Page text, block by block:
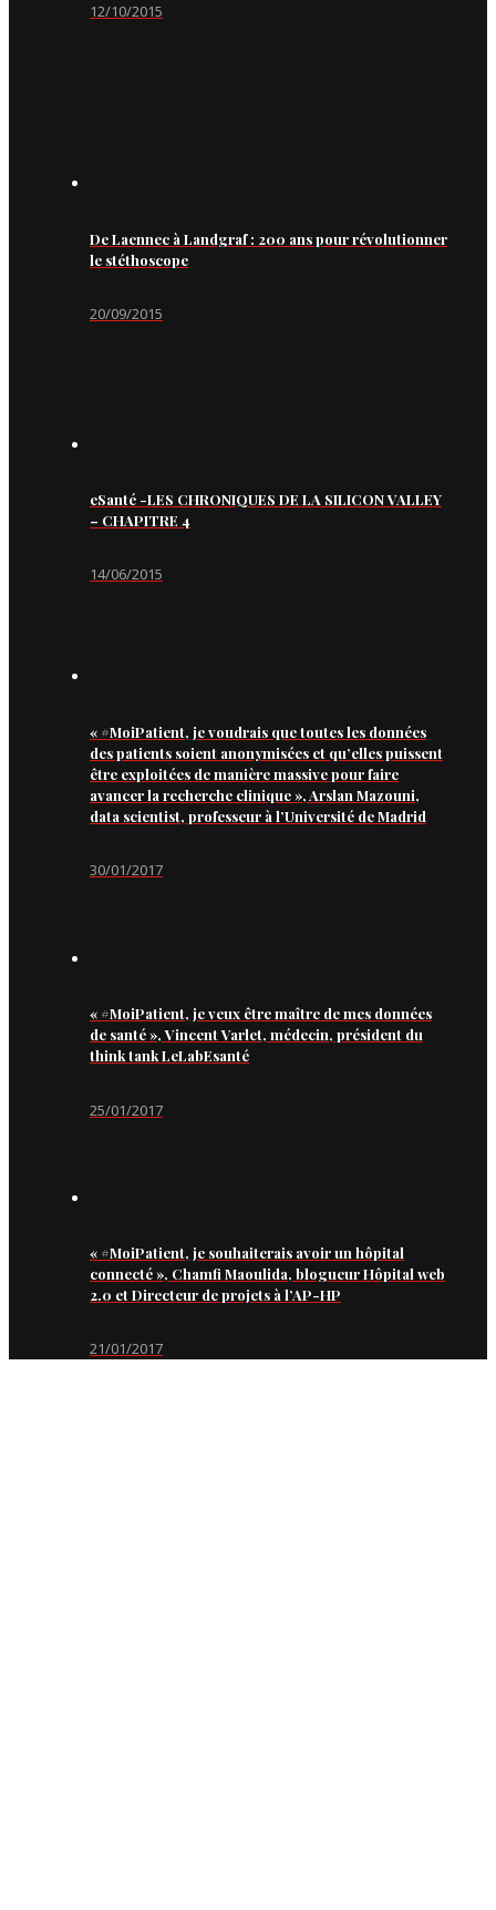
12/10/2015
De Laennec à Landgraf : 200 ans pour révolutionner
le stéthoscope
20/09/2015
eSanté -LES CHRONIQUES DE LA SILICON VALLEY
– CHAPITRE 4
14/06/2015
« #MoiPatient, je voudrais que toutes les données
des patients soient anonymisées et qu’elles puissent
être exploitées de manière massive pour faire
avancer la recherche clinique », Arslan Mazouni,
data scientist, professeur à l’Université de Madrid
30/01/2017
« #MoiPatient, je veux être maître de mes données
de santé », Vincent Varlet, médecin, président du
think tank LeLabEsanté
25/01/2017
« #MoiPatient, je souhaiterais avoir un hôpital
connecté », Chamfi Maoulida, blogueur Hôpital web
2.0 et Directeur de projets à l’AP-HP
21/01/2017